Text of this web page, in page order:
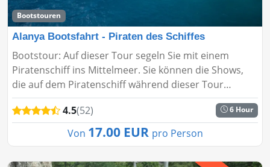
Bootstouren
Alanya Bootsfahrt - Piraten des Schiffes
Bootstour: Auf dieser Tour segeln Sie mit einem
Piratenschiff ins Mittelmeer. Sie können die Shows,
die auf dem Piratenschiff während dieser Tour
durchgeführt werden, anschauen. Die Alanya
Bootstour - Piratenschiff bi...
4.5(52) 6 Hour
Von 17.00 EUR pro Person